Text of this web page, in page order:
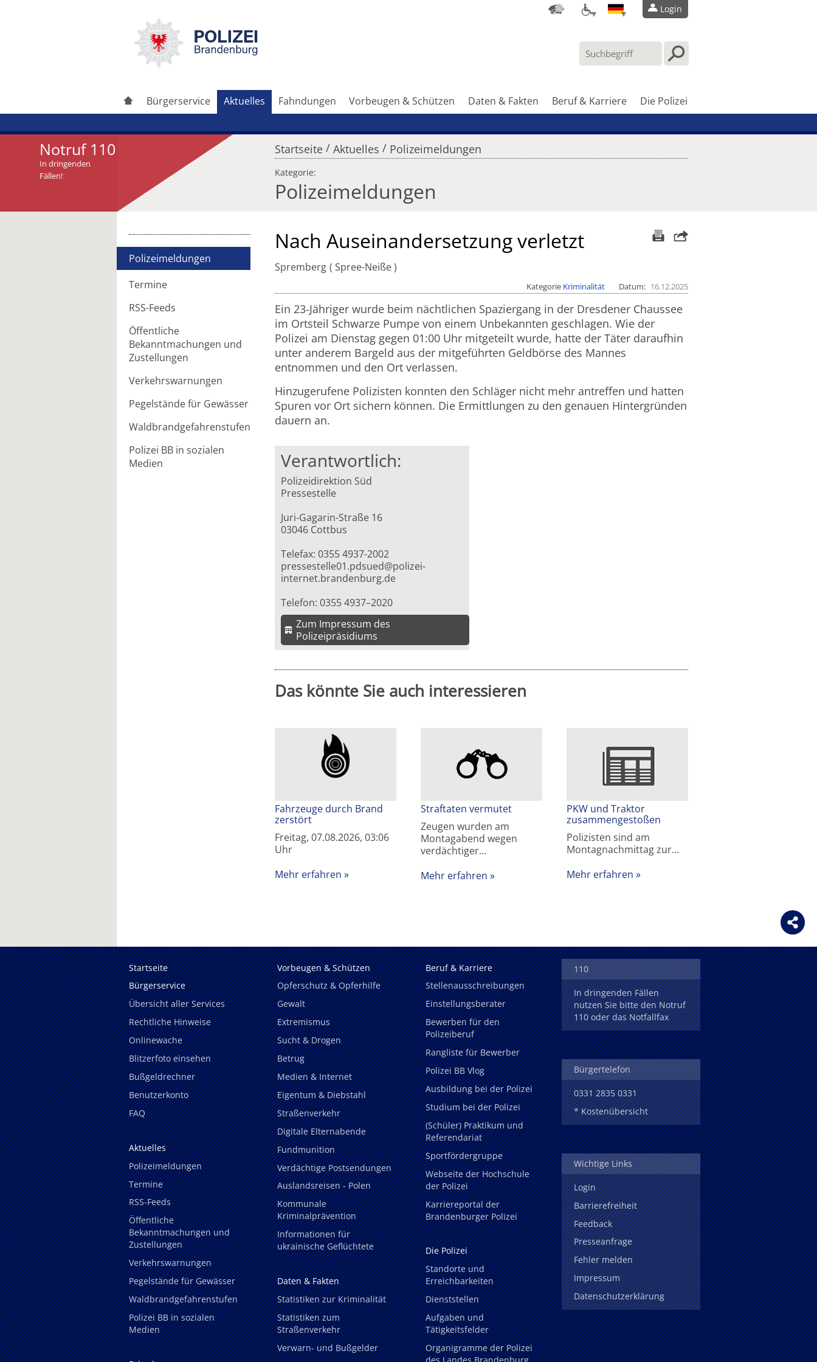
Login
Bürgerservice Aktuelles Fahndungen Vorbeugen & Schützen Daten & Fakten Beruf & Karriere Die Polizei
Notruf 110
In dringenden
Fällen!
Startseite / Aktuelles / Polizeimeldungen
Kategorie:
Polizeimeldungen
Polizeimeldungen
Termine
RSS-Feeds
Öffentliche
Bekanntmachungen und
Zustellungen
Verkehrswarnungen
Pegelstände für Gewässer
Waldbrandgefahrenstufen
Polizei BB in sozialen
Medien
Artikel weiterleiten Nach Auseinandersetzung verletzt
Spremberg Spree-Neiße
Kategorie Kriminalität Datum 16.12.2025
Ein 23-Jähriger wurde beim nächtlichen Spaziergang in der Dresdener Chaussee
im Ortsteil Schwarze Pumpe von einem Unbekannten geschlagen. Wie der
Polizei am Dienstag gegen 01:00 Uhr mitgeteilt wurde, hatte der Täter daraufhin
unter anderem Bargeld aus der mitgeführten Geldbörse des Mannes
entnommen und den Ort verlassen.
Hinzugerufene Polizisten konnten den Schläger nicht mehr antreffen und hatten
Spuren vor Ort sichern können. Die Ermittlungen zu den genauen Hintergründen
dauern an.
Verantwortlich:
Polizeidirektion Süd
Pressestelle
Juri-Gagarin-Straße 16
03046 Cottbus
Telefax: 0355 4937-2002
pressestelle01.pdsued@polizei-
internet.brandenburg.de
Telefon: 0355 4937–2020
Zum Impressum des
Polizeipräsidiums
Das könnte Sie auch interessieren
Fahrzeuge durch Brand
zerstört
Freitag, 07.08.2026, 03:06
Uhr
Mehr erfahren
Straftaten vermutet
Zeugen wurden am
Montagabend wegen
verdächtiger…
Mehr erfahren
PKW und Traktor
zusammengestoßen
Polizisten sind am
Montagnachmittag zur…
Mehr erfahren
Startseite
Bürgerservice
Übersicht aller Services
Rechtliche Hinweise
Onlinewache
Blitzerfoto einsehen
Bußgeldrechner
Benutzerkonto
FAQ
Aktuelles
Polizeimeldungen
Termine
RSS-Feeds
Öffentliche
Bekanntmachungen und
Zustellungen
Verkehrswarnungen
Pegelstände für Gewässer
Waldbrandgefahrenstufen
Polizei BB in sozialen
Medien
Vorbeugen & Schützen
Opferschutz & Opferhilfe
Gewalt
Extremismus
Sucht & Drogen
Betrug
Medien & Internet
Eigentum & Diebstahl
Straßenverkehr
Digitale Elternabende
Fundmunition
Verdächtige Postsendungen
Auslandsreisen - Polen
Kommunale
Kriminalprävention
Informationen für
ukrainische Geflüchtete
Daten & Fakten
Statistiken zur Kriminalität
Statistiken zum
Straßenverkehr
Verwarn- und Bußgelder
Beruf & Karriere
Stellenausschreibungen
Einstellungsberater
Bewerben für den
Polizeiberuf
Rangliste für Bewerber
Polizei BB Vlog
Ausbildung bei der Polizei
Studium bei der Polizei
(Schüler) Praktikum und
Referendariat
Sportfördergruppe
Webseite der Hochschule
der Polizei
Karriereportal der
Brandenburger Polizei
Die Polizei
Standorte und
Erreichbarkeiten
Dienststellen
Aufgaben und
Tätigkeitsfelder
Organigramme der Polizei
110
In dringenden Fällen
nutzen Sie bitte den Notruf
110 oder das Notfallfax
Bürgertelefon
0331 2835 0331
* Kostenübersicht
Wichtige Links
Login
Barrierefreiheit
Feedback
Presseanfrage
Fehler melden
Impressum
Datenschutzerklärung